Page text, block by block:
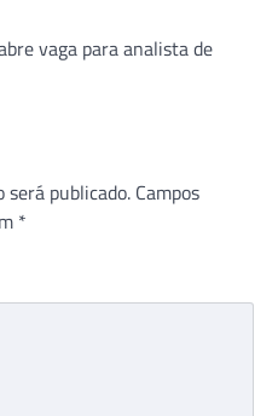
vaga para analista de
será publicado. Campos
*